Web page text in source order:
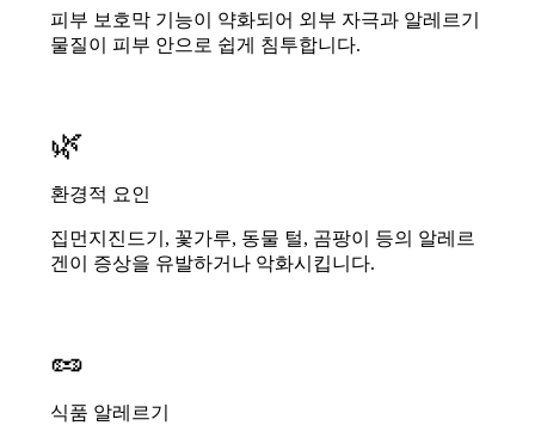
피부 보호막 기능이 약화되어 외부 자극과 알레르기
물질이 피부 안으로 쉽게 침투합니다.
🌿
환경적 요인
집먼지진드기, 꽃가루, 동물 털, 곰팡이 등의 알레르
겐이 증상을 유발하거나 악화시킵니다.
🥜
식품 알레르기